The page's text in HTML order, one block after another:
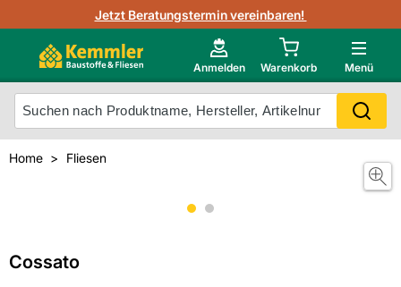
Jetzt Beratungstermin vereinbaren!
Anmelden Warenkorb Menü
3D-Raumvisualisierung
Kemmler-Partner
Ihr Fliesentyp
Fliesen-Kemmler AR-App
Highlight des Monats Fliesenserie Paladina
Gutjahr
Otto
Neu im Onlineshop?
Mein Konto
Home Fliesen
Cossato